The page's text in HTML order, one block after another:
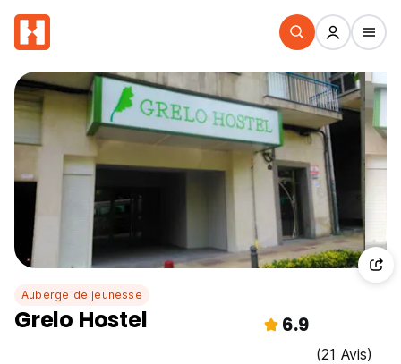
Auberge de jeunesse
Grelo Hostel 6.9
(21 Avis)